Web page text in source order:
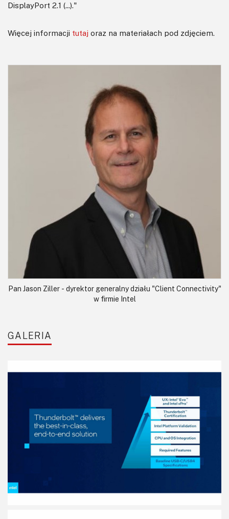
DisplayPort 2.1 (...)."
Więcej informacji tutaj oraz na materiałach pod zdjęciem.
Pan Jason Ziller - dyrektor generalny działu "Client Connectivity"
w firmie Intel
GALERIA